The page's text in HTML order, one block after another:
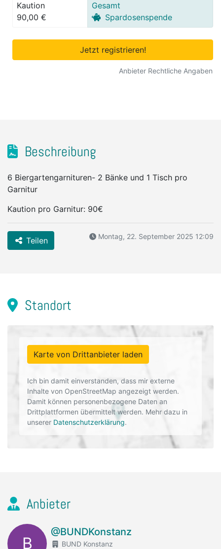
Kaution
90,00 €
Gesamt
Spardosenspende
Jetzt registrieren!
Anbieter Rechtliche Angaben
Beschreibung
6 Biergartengarnituren- 2 Bänke und 1 Tisch pro
Garnitur
Kaution pro Garnitur: 90€
Teilen Montag, 22. September 2025 12:09
Standort
Karte von Drittanbieter laden
Ich bin damit einverstanden, dass mir externe
Inhalte von OpenStreetMap angezeigt werden.
Damit können personenbezogene Daten an
Drittplattformen übermittelt werden. Mehr dazu in
unserer Datenschutzerklärung.
Anbieter
B
@BUNDKonstanz
BUND Konstanz